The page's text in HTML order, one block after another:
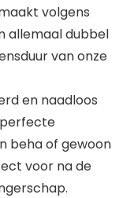
volgens
allemaal dubbel
van onze
en naadloos
beha of gewoon
voor na de